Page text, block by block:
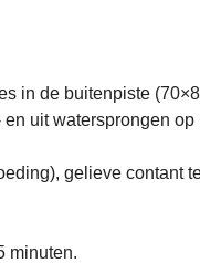
in de buitenpiste
uit watersprongen
gelieve contant
minuten.